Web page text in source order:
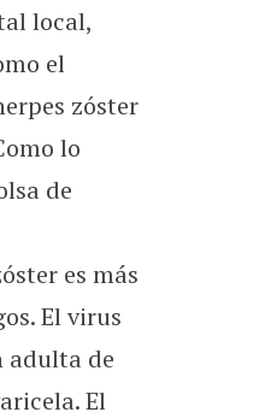
local,
el
zóster
lo
de
es más
El virus
adulta de
El